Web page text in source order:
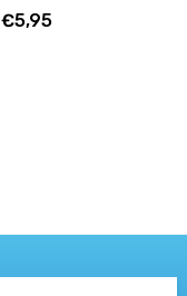
€5,95